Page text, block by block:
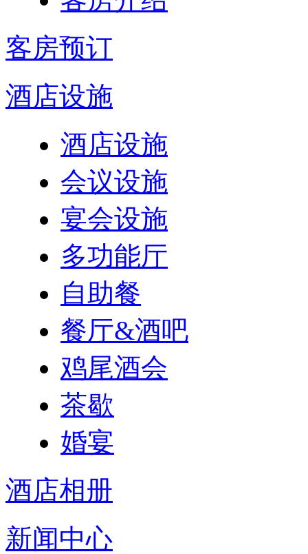
客房预订
酒店设施
酒店设施
会议设施
宴会设施
多功能厅
自助餐
餐厅&酒吧
鸡尾酒会
茶歇
婚宴
酒店相册
新闻中心